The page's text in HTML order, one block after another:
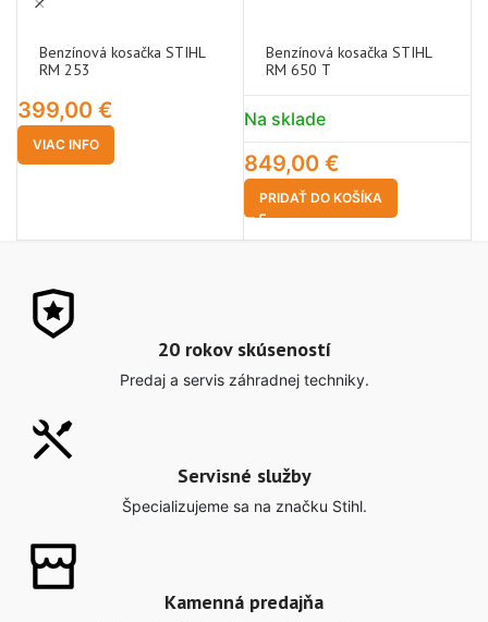
Benzínová kosačka STIHL
RM 253
399,00 €
VIAC INFO
Benzínová kosačka STIHL
RM 650 T
Na sklade
849,00 €
PRIDAŤ DO KOŠÍKA
20 rokov skúseností
Predaj a servis záhradnej techniky.
Servisné služby
Špecializujeme sa na značku Stihl.
Kamenná predajňa